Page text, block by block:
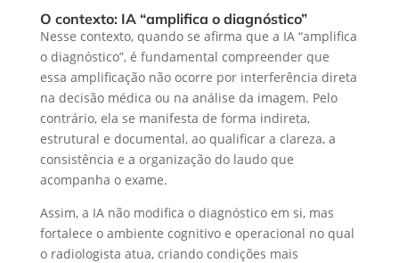
O contexto: IA “amplifica o diagnóstico”
Nesse contexto, quando se afirma que a IA “amplifica
o diagnóstico”, é fundamental compreender que
essa amplificação não ocorre por interferência direta
na decisão médica ou na análise da imagem. Pelo
contrário, ela se manifesta de forma indireta,
estrutural e documental, ao qualificar a clareza, a
consistência e a organização do laudo que
acompanha o exame.
Assim, a IA não modifica o diagnóstico em si, mas
fortalece o ambiente cognitivo e operacional no qual
o radiologista atua, criando condições mais